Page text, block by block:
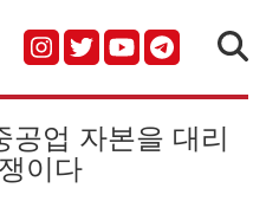
업 자본을 대리
이다